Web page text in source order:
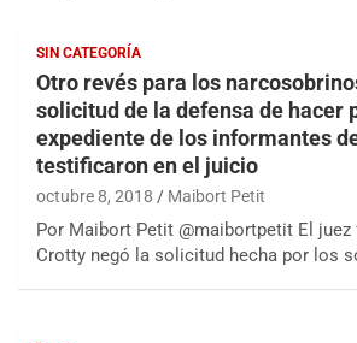
SIN CATEGORÍA
Otro revés para los
solicitud de la defensa de hacer
expediente de los informantes
testificaron en el juicio
octubre 8, 2018 Maibort Petit
Por Maibort Petit @maibortpetit El juez
Crotty negó la solicitud hecha por los